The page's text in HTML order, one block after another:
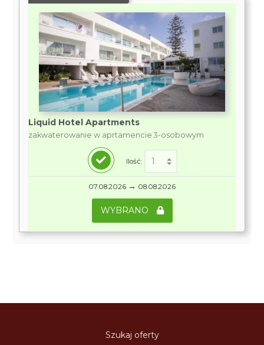
Liquid Hotel Apartments
zakwaterowanie w aprtamencie 3-osobowym
Ilość:
07.08.2026 → 08.08.2026
WYBRANO
Szukaj oferty